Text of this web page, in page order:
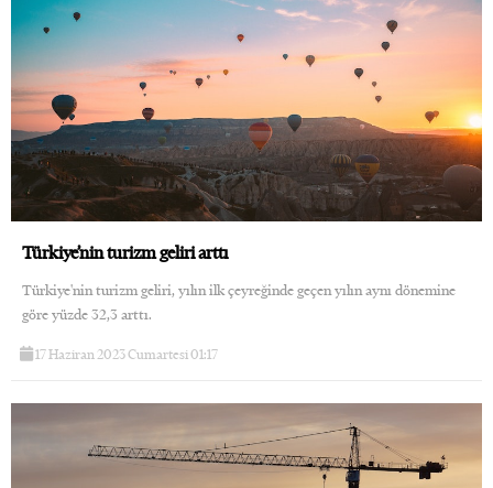
Türkiye’nin turizm geliri arttı
Türkiye'nin turizm geliri, yılın ilk çeyreğinde geçen yılın aynı dönemine
göre yüzde 32,3 arttı.
17 Haziran 2023 Cumartesi 01:17